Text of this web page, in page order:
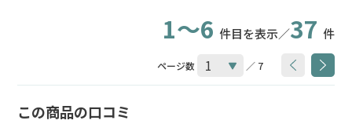
1～6 件目を表示／37 件
ページ数 ／ 7
この商品の口コミ